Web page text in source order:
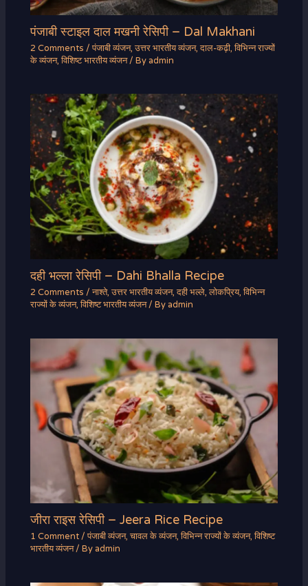
पंजाबी स्टाइल दाल मखनी रेसिपी – Dal Makhani
2 Comments /पंजाबी व्यंजन,उत्तर भारतीय व्यंजन,दाल-कढ़ी,विभिन्न राज्यों
के व्यंजन,विशिष्ट भारतीय व्यंजन/ By admin
दही भल्ला रेसिपी – Dahi Bhalla Recipe
2 Comments /नाश्ते,उत्तर भारतीय व्यंजन,दही भल्ले,लोकप्रिय,विभिन्न
राज्यों के व्यंजन,विशिष्ट भारतीय व्यंजन/ By admin
जीरा राइस रेसिपी – Jeera Rice Recipe
1 Comment /पंजाबी व्यंजन,चावल के व्यंजन,विभिन्न राज्यों के व्यंजन,विशिष्ट
भारतीय व्यंजन/ By admin